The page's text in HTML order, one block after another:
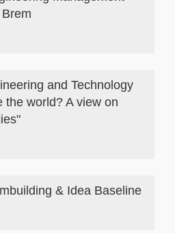
and Technology
the world? A view on
& Idea Baseline